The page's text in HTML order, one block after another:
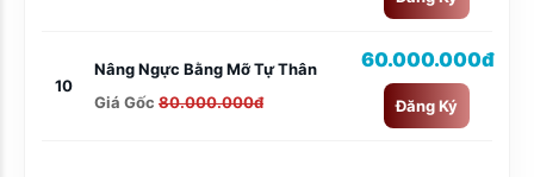
10
Nâng Ngực Bằng Mỡ Tự Thân
Giá Gốc 80.000.000đ
60.000.000đ
Đăng Ký